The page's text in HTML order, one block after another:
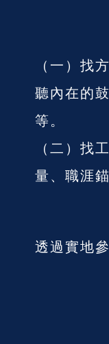
（一）找
聽內在的
等。
（二）找
量、職涯
透過實地